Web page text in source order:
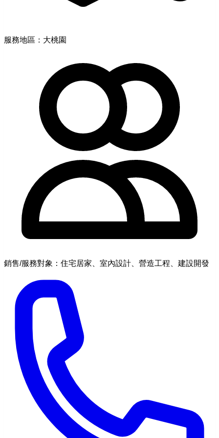
服務地區：大桃園
銷售/服務對象：住宅居家、室內設計、營造工程、建設開發